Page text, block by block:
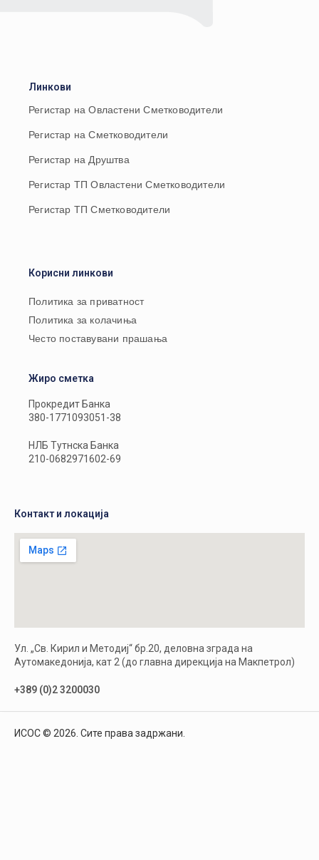
Линкови
Регистар на Овластени Сметководители
Регистар на Сметководители
Регистар на Друштва
Регистар ТП Овластени Сметководители
Регистар ТП Сметководители
Корисни линкови
Политика за приватност
Политика за колачиња
Често поставувани прашања
Жиро сметка
Прокредит Банка
380-1771093051-38
НЛБ Тутнска Банка
210-0682971602-69
Контакт и локација
Ул. „Св. Кирил и Методиј“ бр.20, деловна зграда на
Аутомакедонија, кат 2 (до главна дирекција на Макпетрол)
+389 (0)2 3200030
ИСОС © 2026. Сите права задржани.